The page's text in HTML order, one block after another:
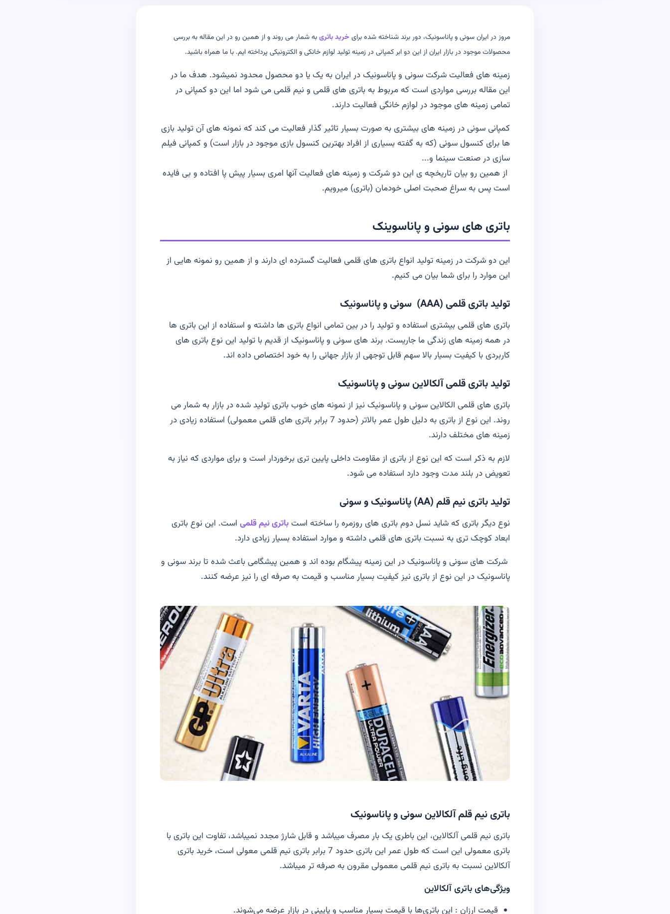
مروز در ایران سونی و پاناسونیک، دور برند شناخته شده برای خرید باتریبه شمار می روند و از همین رو در این مقاله به بررسی
محصولات موجود در بازار ایران از این دو ابر کمپانی در زمینه تولید لوازم خانکی و الکترونیکی پرداخته ایم. با ما همراه باشید.
زمینه های فعالیت شرکت سونی و پاناسونیک در ایران به یک یا دو محصول محدود نمیشود. هدف ما در
این مقاله بررسی مواردی است که مربوط به باتری های قلمی و نیم قلمی می شود اما این دو کمپانی در
تمامی زمینه های موجود در لوازم خانگی فعالیت دارند.
کمپانی سونی در زمینه های بیشتری به صورت بسیار تاثیر گذار فعالیت می کند که نمونه های آن تولید بازی
ها برای کنسول سونی (که به گفته بسیاری از افراد بهترین کنسول بازی موجود در بازار است) و کمپانی فیلم
سازی در صنعت سینما و...
از همین رو بیان تاریخچه ی این دو شرکت و زمینه های فعالیت آنها امری بسیار پیش پا افتاده و بی فایده
است پس به سراغ صحبت اصلی خودمان (باتری) میرویم.
باتری های سونی و پاناسوینک
این دو شرکت در زمینه تولید انواع باتری های قلمی فعالیت گسترده ای دارند و از همین رو نمونه هایی از
این موارد را برای شما بیان می کنیم.
تولید باتری قلمی (AAA
) سونی و پاناسونیک
باتری های قلمی بیشتری استفاده و تولید را در بین تمامی انواع باتری ها داشته و استفاده از این باتری ها
در همه زمینه های زندگی ما جاریست. برند های سونی و پاناسونیک از قدیم با تولید این نوع باتری های
کاربردی با کیفیت بسیار بالا سهم قابل توجهی از بازار جهانی را به خود اختصاص داده اند.
تولید باتری قلمی آلکالاین سونی و پاناسونیک
باتری های قلمی الکالاین سونی و پاناسونیک نیز از نمونه های خوب باتری تولید شده در بازار به شمار می
روند. این نوع از باتری به دلیل طول عمر بالاتر (حدود 7 برابر باتری های قلمی معمولی) استفاده زیادی در
زمینه های مختلف دارند.
لازم به ذکر است که این نوع از باتری از مقاومت داخلی پایین تری برخوردار است و برای مواردی که نیاز به
تعویض در بلند مدت وجود دارد استفاده می شود.
تولید باتری نیم قلم (AA) پاناسونیک و سونی
نوع دیگر باتری که شاید نسل دوم باتری های روزمره را ساخته استباتری نیم قلمی است. این نوع باتری
ابعاد کوچک تری به نسبت باتری های قلمی داشته و موارد استفاده بسیار زیادی دارد.
شرکت های سونی و پاناسونیک در این زمینه پیشگام بوده اند و همین پیشگامی باعث شده تا برند سونی و
پاناسونیک در این نوع از باتری نیز کیفیت بسیار مناسب و قیمت به صرفه ای را نیز عرضه کنند.
باتری نیم قلم آلکالاین سونی و پاناسونیک
باتری نیم قلمی آلکالاین، این باطری یک بار مصرف میباشد و قابل شارژ مجدد نمیباشد، تفاوت این باتری با
باتری معمولی این است که طول عمر این باتری حدود 7 برابر باتری نیم قلمی معولی است، خرید باتری
آلکالاین نسبت به باتری نیم قلمی معمولی مقرون به صرفه تر میباشد.
ویژگی‌های باتری آلکالاین
قیمت ارزان ‌ : ‌ این باتری‌ها با قیمت بسیار مناسب و پایینی در بازار عرضه می‌شوند.